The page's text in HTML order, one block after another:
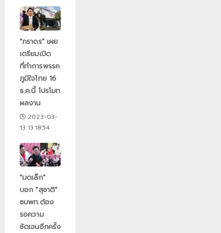
"ภราดร" เผย
เตรียมเปิด
ที่ทำการพรรค
ภูมิใจไทย 16
ธ.ค.นี้ โปรโมท
ผลงาน
2023-03-
13 13:18:54
"มดเล็ก"
บอก "สุชาติ"
ซบพท.ต้อง
รอความ
ชัดเจนอีกครั้ง